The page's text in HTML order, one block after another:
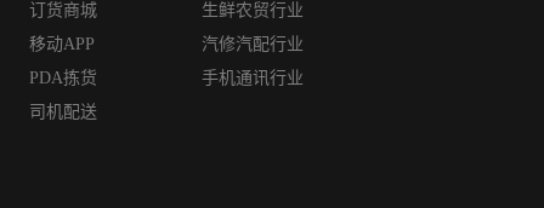
订货商城
移动APP
PDA拣货
司机配送
生鲜农贸行业
汽修汽配行业
手机通讯行业